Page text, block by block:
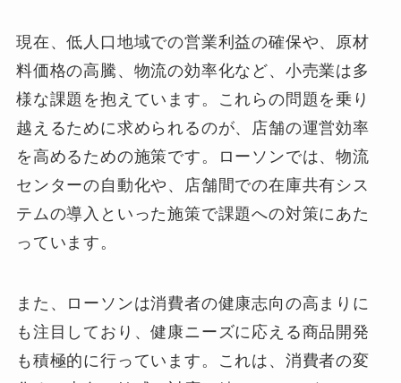
現在、低人口地域での営業利益の確保や、原材
料価格の高騰、物流の効率化など、小売業は多
様な課題を抱えています。これらの問題を乗り
越えるために求められるのが、店舗の運営効率
を高めるための施策です。ローソンでは、物流
センターの自動化や、店舗間での在庫共有シス
テムの導入といった施策で課題への対策にあた
っています。
また、ローソンは消費者の健康志向の高まりに
も注目しており、健康ニーズに応える商品開発
も積極的に行っています。これは、消費者の変